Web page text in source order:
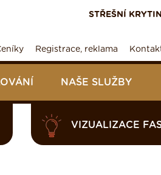
STŘEŠNÍ
Registrace, reklama
NAŠE SLUŽBY
VIZUALIZACE